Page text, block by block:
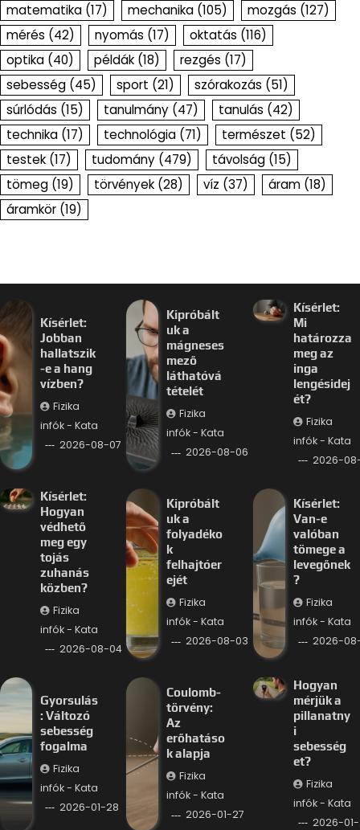
matematika (17) mechanika (105) mozgás (127)
mérés (42) nyomás (17) oktatás (116)
optika (40) példák (18) rezgés (17)
sebesség (45) sport (21) szórakozás (51)
súrlódás (15) tanulmány (47) tanulás (42)
technika (17) technológia (71) természet (52)
testek (17) tudomány (479) távolság (15)
tömeg (19) törvények (28) víz (37) áram (18)
áramkör (19)
Kísérlet:
Jobban
hallatszik
-e a hang
vízben?
Fizika
infók - Kata
2026-08-07
Kipróbált
uk a
mágneses
mező
láthatóvá
tételét
Fizika
infók - Kata
2026-08-06
Kísérlet:
Mi
határozza
meg az
inga
lengésidej
ét?
Fizika
infók - Kata
2026-
Kísérlet:
Hogyan
védhető
meg egy
tojás
zuhanás
közben?
Fizika
infók - Kata
2026-08-04
Kipróbált
uk a
folyadéko
k
felhajtóer
ejét
Fizika
infók - Kata
2026-08-03
Kísérlet:
Van-e
valóban
tömege a
levegőnek
?
Fizika
infók - Kata
2026-
Gyorsulás
: Változó
sebesség
fogalma
Fizika
infók - Kata
2026-01-28
Coulomb-
törvény:
Az
erőhatáso
k alapja
Fizika
infók - Kata
2026-01-27
Hogyan
mérjük a
pillanatny
i
sebesség
et?
Fizika
infók - Kata
2026-